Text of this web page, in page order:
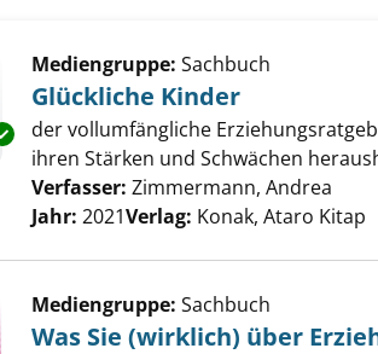
Exemplar-Details von Glückliche Kinder
Mediengruppe: Sachbuch
Glückliche Kinder
der vollumfängliche
ihren Stärken und Schwächen
Verfasser: Zimmermann, Andrea
Jahr: 2021Verlag: Konak, Ataro Kitap
Mediengruppe: Sachbuch
Was Sie (wirklich) über